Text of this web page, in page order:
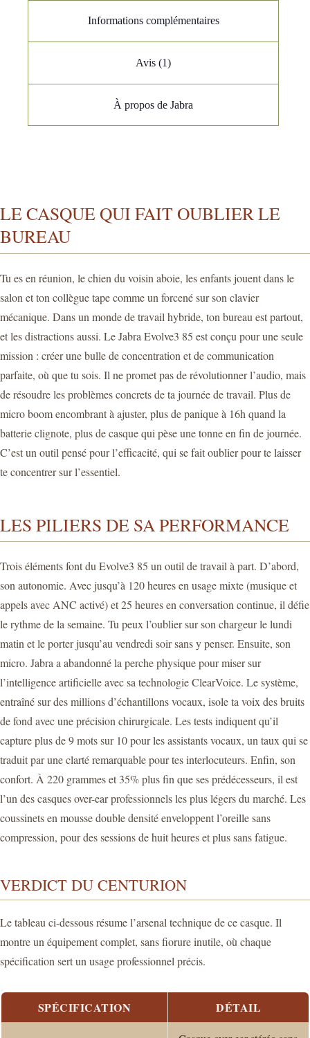
Informations complémentaires
Avis (1)
À propos de Jabra
LE CASQUE QUI FAIT OUBLIER LE
BUREAU
Tu es en réunion, le chien du voisin aboie, les enfants jouent dans le
salon et ton collègue tape comme un forcené sur son clavier
mécanique. Dans un monde de travail hybride, ton bureau est partout,
et les distractions aussi. Le Jabra Evolve3 85 est conçu pour une seule
mission : créer une bulle de concentration et de communication
parfaite, où que tu sois. Il ne promet pas de révolutionner l’audio, mais
de résoudre les problèmes concrets de ta journée de travail. Plus de
micro boom encombrant à ajuster, plus de panique à 16h quand la
batterie clignote, plus de casque qui pèse une tonne en fin de journée.
C’est un outil pensé pour l’efficacité, qui se fait oublier pour te laisser
te concentrer sur l’essentiel.
LES PILIERS DE SA PERFORMANCE
Trois éléments font du Evolve3 85 un outil de travail à part. D’abord,
son autonomie. Avec jusqu’à 120 heures en usage mixte (musique et
appels avec ANC activé) et 25 heures en conversation continue, il défie
le rythme de la semaine. Tu peux l’oublier sur son chargeur le lundi
matin et le porter jusqu’au vendredi soir sans y penser. Ensuite, son
micro. Jabra a abandonné la perche physique pour miser sur
l’intelligence artificielle avec sa technologie ClearVoice. Le système,
entraîné sur des millions d’échantillons vocaux, isole ta voix des bruits
de fond avec une précision chirurgicale. Les tests indiquent qu’il
capture plus de 9 mots sur 10 pour les assistants vocaux, un taux qui se
traduit par une clarté remarquable pour tes interlocuteurs. Enfin, son
confort. À 220 grammes et 35% plus fin que ses prédécesseurs, il est
l’un des casques over-ear professionnels les plus légers du marché. Les
coussinets en mousse double densité enveloppent l’oreille sans
compression, pour des sessions de huit heures et plus sans fatigue.
VERDICT DU CENTURION
Le tableau ci-dessous résume l’arsenal technique de ce casque. Il
montre un équipement complet, sans fiorure inutile, où chaque
spécification sert un usage professionnel précis.
SPÉCIFICATION DÉTAIL